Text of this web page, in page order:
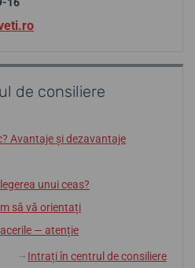
de consiliere
Avantaje și dezavantaje
unui ceas?
să vă orientați
— atenție
↓ Intrați în centrul de consiliere